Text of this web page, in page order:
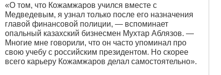
«О том, что Кожамжаров учился вместе с
Медведевым, я узнал только после его назначения
главой финансовой полиции, — вспоминает
опальный казахский бизнесмен Мухтар Аблязов. —
Многие мне говорили, что он часто упоминал про
свою учебу с российским президентом. Но скорее
всего карьеру Кожамжаров делал самостоятельно».